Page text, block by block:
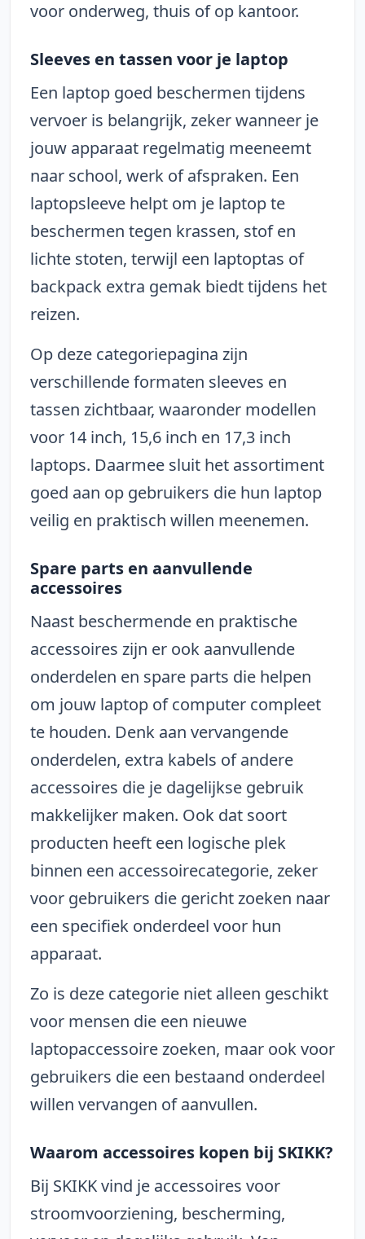
voor onderweg, thuis of op kantoor.
Sleeves en tassen voor je laptop
Een laptop goed beschermen tijdens
vervoer is belangrijk, zeker wanneer je
jouw apparaat regelmatig meeneemt
naar school, werk of afspraken. Een
laptopsleeve helpt om je laptop te
beschermen tegen krassen, stof en
lichte stoten, terwijl een laptoptas of
backpack extra gemak biedt tijdens het
reizen.
Op deze categoriepagina zijn
verschillende formaten sleeves en
tassen zichtbaar, waaronder modellen
voor 14 inch, 15,6 inch en 17,3 inch
laptops. Daarmee sluit het assortiment
goed aan op gebruikers die hun laptop
veilig en praktisch willen meenemen.
Spare parts en aanvullende
accessoires
Naast beschermende en praktische
accessoires zijn er ook aanvullende
onderdelen en spare parts die helpen
om jouw laptop of computer compleet
te houden. Denk aan vervangende
onderdelen, extra kabels of andere
accessoires die je dagelijkse gebruik
makkelijker maken. Ook dat soort
producten heeft een logische plek
binnen een accessoirecategorie, zeker
voor gebruikers die gericht zoeken naar
een specifiek onderdeel voor hun
apparaat.
Zo is deze categorie niet alleen geschikt
voor mensen die een nieuwe
laptopaccessoire zoeken, maar ook voor
gebruikers die een bestaand onderdeel
willen vervangen of aanvullen.
Waarom accessoires kopen bij SKIKK?
Bij SKIKK vind je accessoires voor
stroomvoorziening, bescherming,